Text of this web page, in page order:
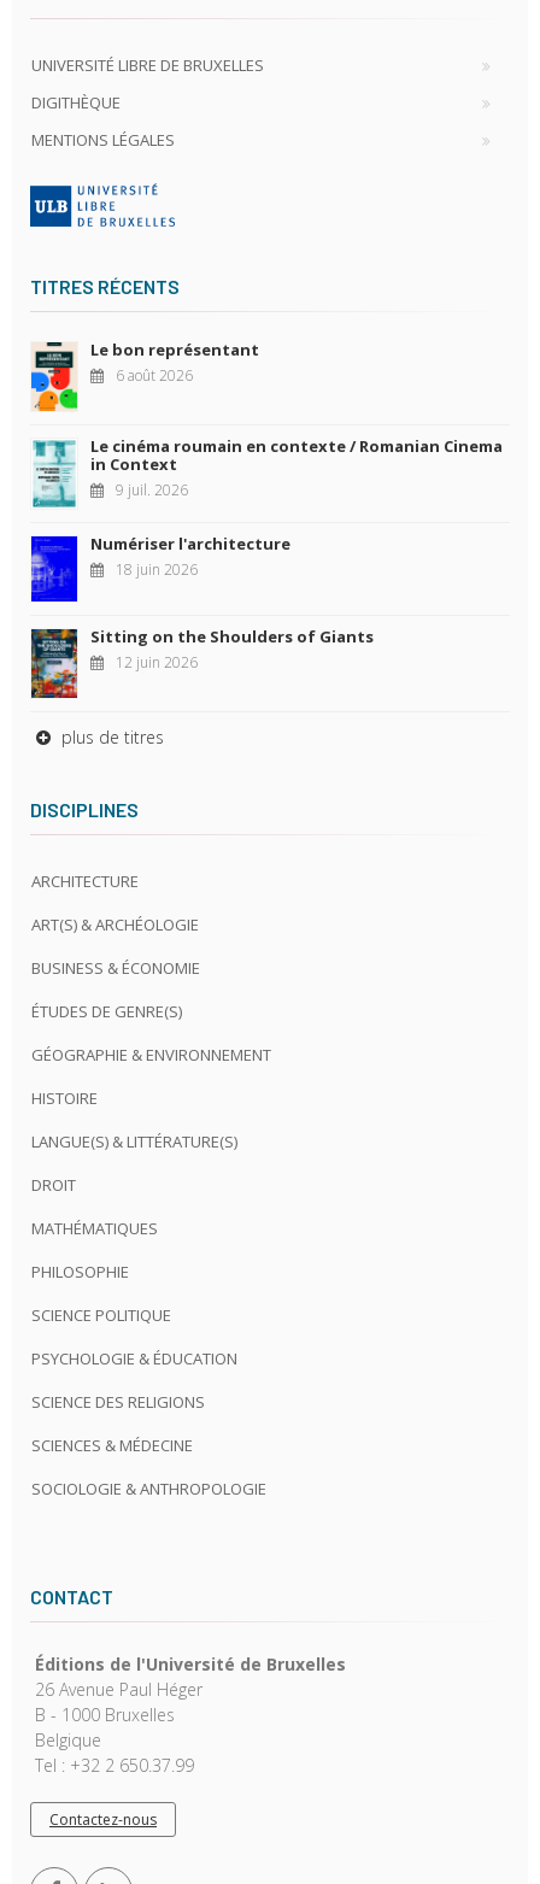
UNIVERSITÉ LIBRE DE BRUXELLES
DIGITHÈQUE
MENTIONS LÉGALES
TITRES RÉCENTS
Le bon représentant
6 août 2026
Le cinéma roumain en contexte / Romanian Cinema
in Context
9 juil. 2026
Numériser l'architecture
18 juin 2026
Sitting on the Shoulders of Giants
12 juin 2026
plus de titres
DISCIPLINES
ARCHITECTURE
ART(S) & ARCHÉOLOGIE
BUSINESS & ÉCONOMIE
ÉTUDES DE GENRE(S)
GÉOGRAPHIE & ENVIRONNEMENT
HISTOIRE
LANGUE(S) & LITTÉRATURE(S)
DROIT
MATHÉMATIQUES
PHILOSOPHIE
SCIENCE POLITIQUE
PSYCHOLOGIE & ÉDUCATION
SCIENCE DES RELIGIONS
SCIENCES & MÉDECINE
SOCIOLOGIE & ANTHROPOLOGIE
CONTACT
Éditions de l'Université de Bruxelles
26 Avenue Paul Héger
B - 1000 Bruxelles
Belgique
Tel : +32 2 650.37.99
Contactez-nous